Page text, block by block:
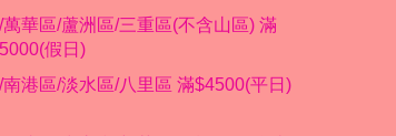
華區/蘆洲區/三重區(不含山區) 滿
假日)
港區/淡水區/八里區 滿$4500(平日)